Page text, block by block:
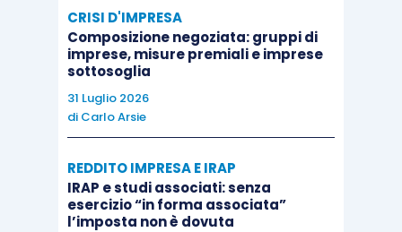
Funzioni, centri di costo, centri di ricavo,
centri di responsabilità, aree di business,
divisioni
Criteri di ribaltamento
ABC
Balcanced Scorecard
CRISI D'IMPRESA
Composizione negoziata: gruppi di
imprese, misure premiali e imprese
sottosoglia
31 Luglio 2026
di Carlo Arsie
REDDITO IMPRESA E IRAP
IRAP e studi associati: senza
esercizio “in forma associata”
l’imposta non è dovuta